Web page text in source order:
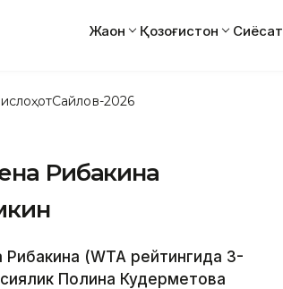
Жаҳон Қозоғистон Сиёсат
Сайлов-2026
Рибакина
Рибакина (WТА рейтингида 3-
Полина Кудерметова